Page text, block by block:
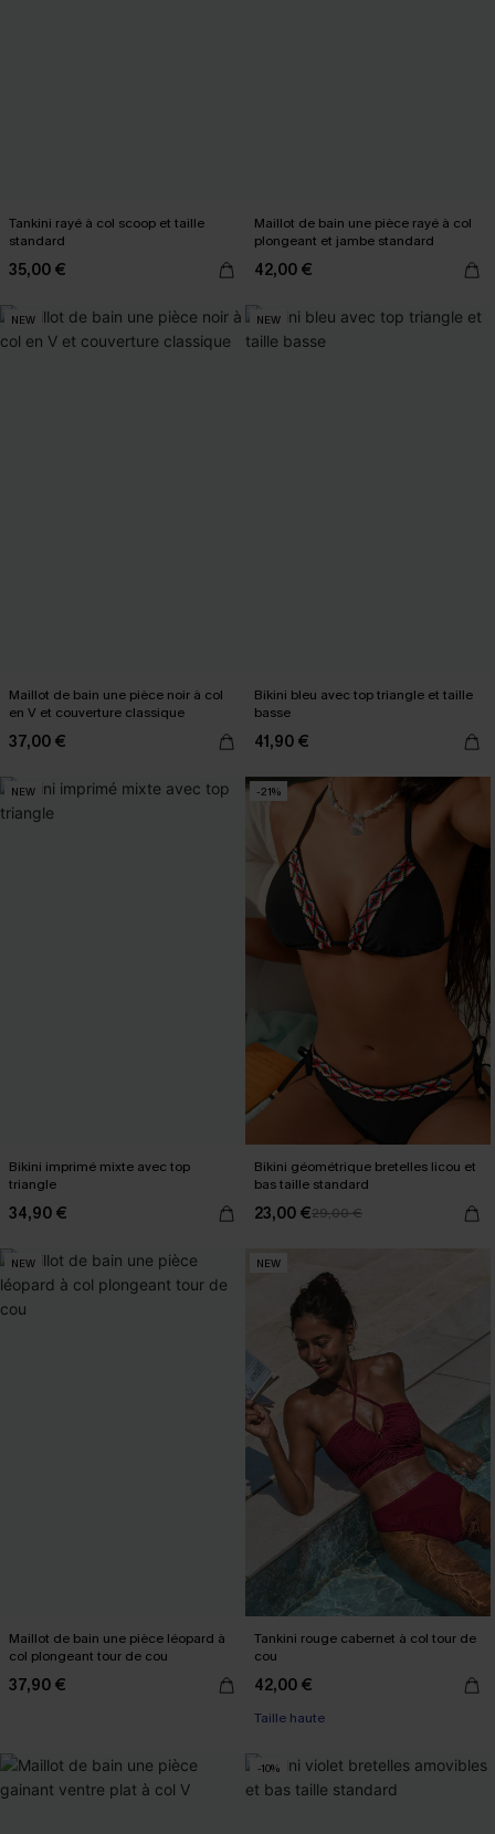
Tankini rayé à col scoop et taille
standard
35,00 €
Maillot de bain une pièce rayé à col
plongeant et jambe standard
42,00 €
NEW
Maillot de bain une pièce noir à col
en V et couverture classique
37,00 €
NEW
Bikini bleu avec top triangle et taille
basse
41,90 €
NEW
Bikini imprimé mixte avec top
triangle
34,90 €
-21%
Bikini géométrique bretelles licou et
bas taille standard
23,00 €29,00 €
NEW
Maillot de bain une pièce léopard à
col plongeant tour de cou
37,90 €
NEW
Tankini rouge cabernet à col tour de
cou
42,00 €
Taille haute
-10%